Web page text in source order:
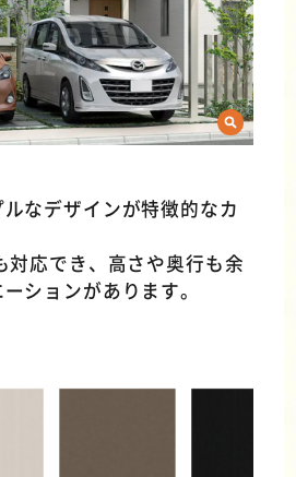
なデザインが特徴的なカ
対応でき、高さや奥行も余
ションがあります。